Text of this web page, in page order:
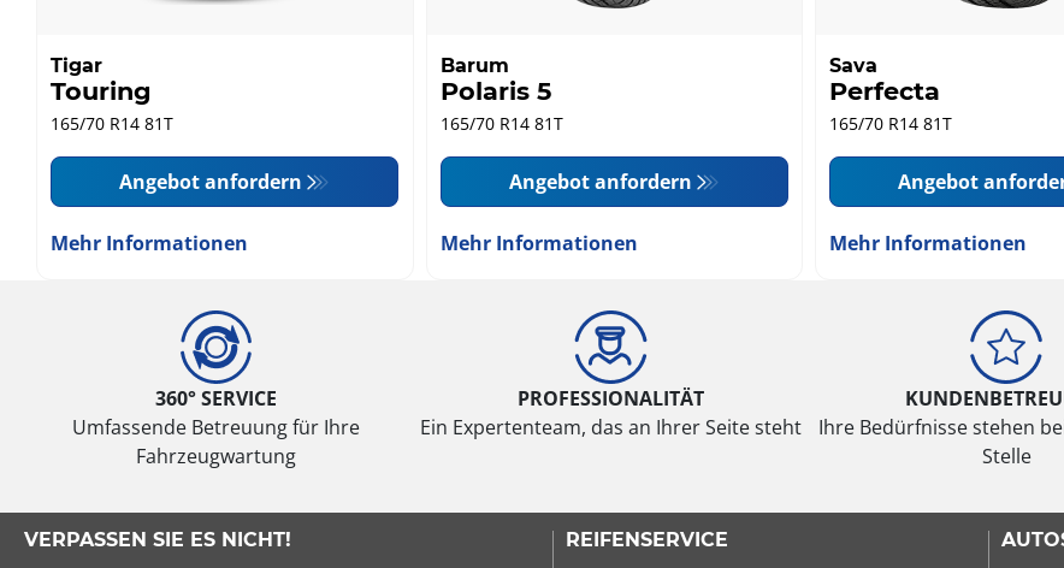
Tigar
Touring
165/70 R14 81T
Angebot anfordern
Mehr Informationen
Barum
Polaris 5
165/70 R14 81T
Angebot anfordern
Mehr Informationen
Sava
Perfecta
165/70 R14 81T
Angebot
Mehr Informationen
360° SERVICE
Umfassende Betreuung für Ihre
Fahrzeugwartung
PROFESSIONALITÄT
Ein Expertenteam, das an Ihrer Seite steht
Ihre Bedürfnisse stehen
Stelle
VERPASSEN SIE ES NICHT!
REIFENSERVICE